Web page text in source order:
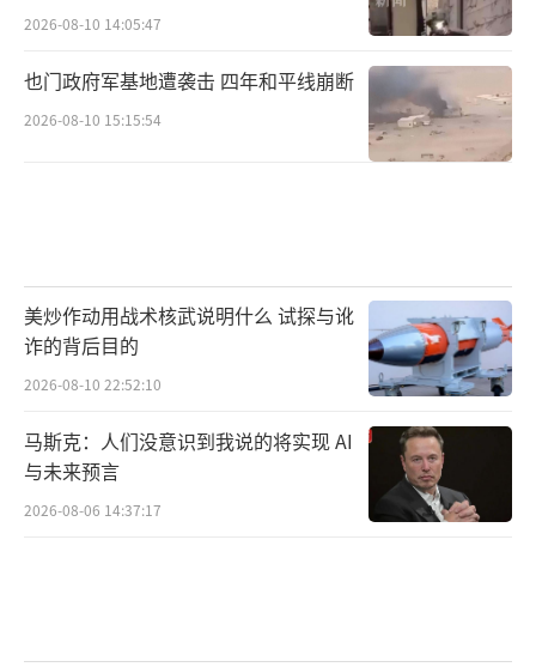
2026-08-10 14:05:47
也门政府军基地遭袭击 四年和平线崩断
2026-08-10 15:15:54
美炒作动用战术核武说明什么 试探与讹
诈的背后目的
2026-08-10 22:52:10
马斯克：人们没意识到我说的将实现 AI
与未来预言
2026-08-06 14:37:17